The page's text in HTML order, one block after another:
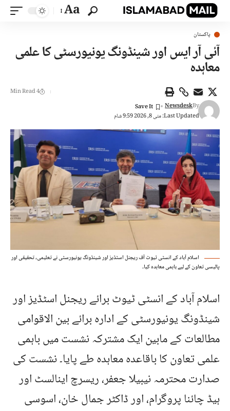
Aa
پاکستان
آئی آر ایس اور شینڈونگ یونیورسٹی کا علمی
معاہدہ
Last Updated: مئی 8, 2026 9:59 شام
By
Newsdesk
4 Min Read
اسلام آباد کے انسٹی ٹیوٹ آف ریجنل اسٹڈیز اور شینڈونگ یونیورسٹی نے تعلیمی، تحقیقی اور
پالیسی تعاون کے لیے باہمی معاہدہ کیا۔
اسلام آباد کے انسٹی ٹیوٹ برائے ریجنل اسٹڈیز اور
شینڈونگ یونیورسٹی کے ادارہ برائے بین الاقوامی
مطالعات کے مابین ایک مشترکہ نشست میں باہمی
علمی تعاون کا باقاعدہ معاہدہ طے پایا۔ نشست کی
صدارت محترمہ نیبیلا جعفر، ریسرچ اینالسٹ اور
ہیڈ چائنا پروگرام، اور ڈاکٹر جمال خان، اسوسی